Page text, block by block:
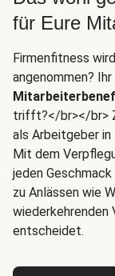
für Eure
Firmenfitness
angenommen?
trifft?</br></br>
als Arbeitgeber in
Mit dem
jeden
zu Anlässen wie
wiederkehrenden
entscheidet.